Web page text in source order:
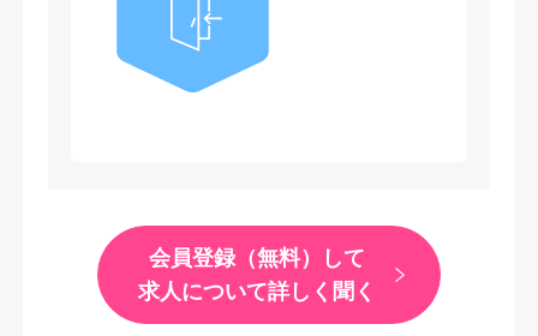
会員登録（無料）して
求人について詳しく聞く